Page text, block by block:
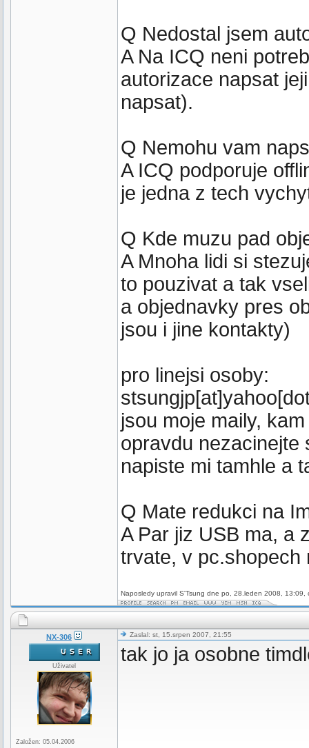
Q Nedostal jsem
A Na ICQ neni
autorizace napsat
napsat).
Q Nemohu vam
A ICQ podporuje
je jedna z tech
Q Kde muzu pad
A Mnoha lidi si
to pouzivat a tak
a objednavky pres
jsou i jine kontakty)
pro linejsi osoby:
jsou moje maily,
opravdu nezacinejte
napiste mi tamhle a
Q Mate redukci na
A Par jiz USB ma, a
trvate, v pc.shopech
Naposledy upravil S'Tsung dne po, 28.leden 2008, 13:09,
NX-306
Uživatel
Založen: 05.04.2006
Zaslal: st, 15.srpen 2007, 21:55
tak jo ja osobne